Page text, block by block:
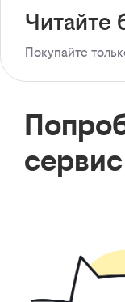
Читайте
Покупайте